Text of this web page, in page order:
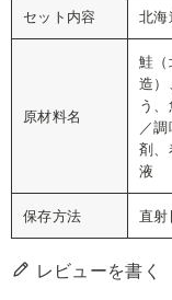
セット内容 北海
原材料名
鮭（
造）
う
／
剤、
液
保存方法 直射
レビューを書く